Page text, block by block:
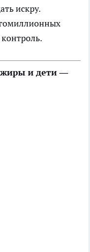
искру.
и дети —